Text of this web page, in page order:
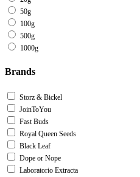
50g
100g
500g
1000g
Brands
Storz & Bickel
JoinToYou
Fast Buds
Royal Queen Seeds
Black Leaf
Dope or Nope
Laboratorio Extracta